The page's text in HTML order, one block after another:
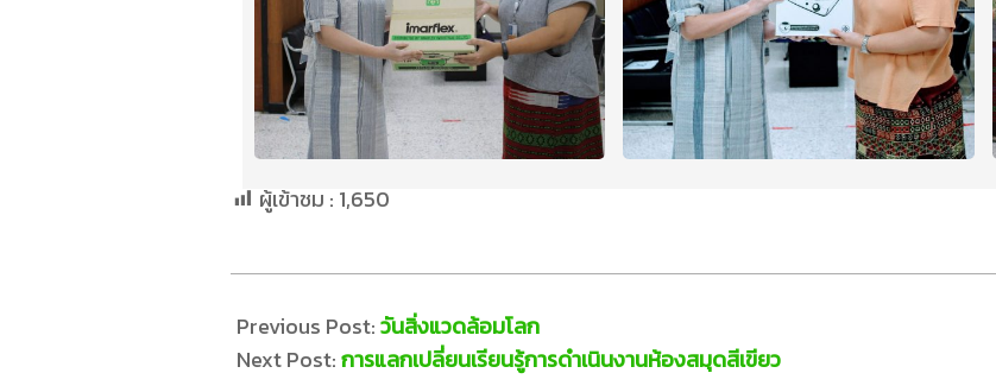
ผู้เข้าชม : 1,650
Previous Post:วันสิ่งแวดล้อมโลก
Next Post:การแลกเปลี่ยนเรียนรู้การดำเนินงานห้องสมุดสีเขียว